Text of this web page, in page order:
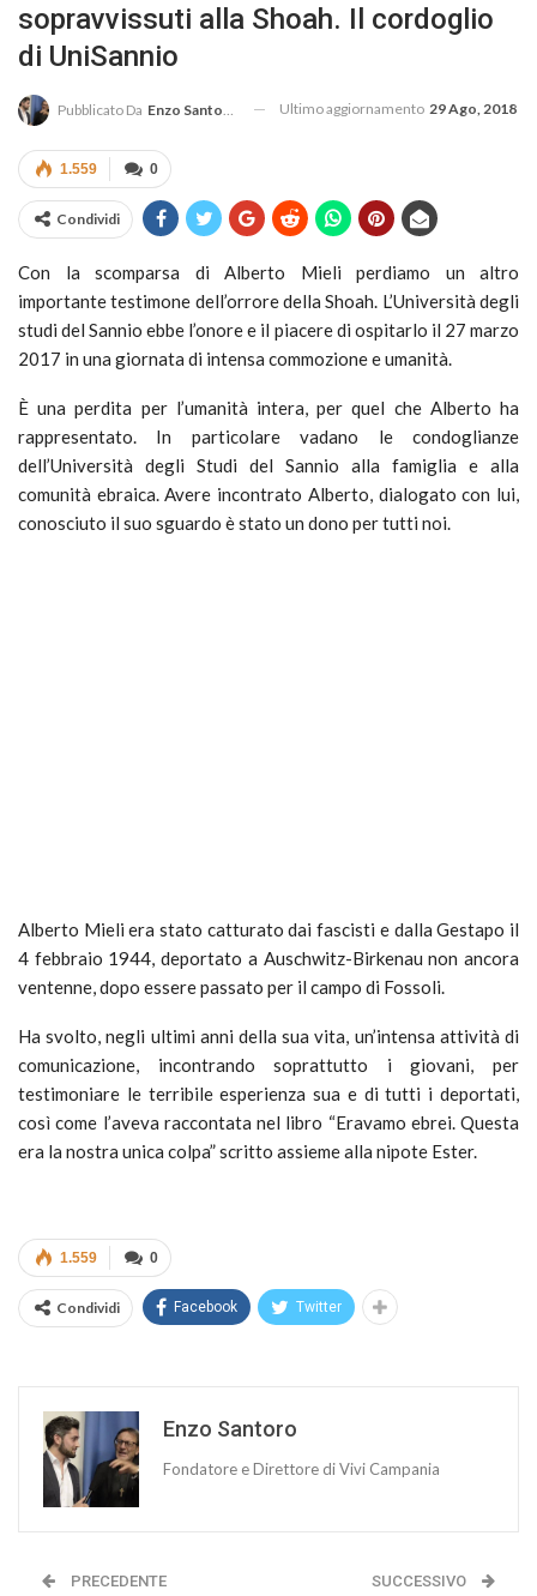
sopravvissuti alla Shoah. Il cordoglio
di UniSannio
Pubblicato Da Enzo Santoro Ultimo aggiornamento 29 Ago, 2018
0
1.559
Condividi
Con la scomparsa di Alberto Mieli perdiamo un altro
importante testimone dell’orrore della Shoah. L’Università degli
studi del Sannio ebbe l’onore e il piacere di ospitarlo il 27 marzo
2017 in una giornata di intensa commozione e umanità.
È una perdita per l’umanità intera, per quel che Alberto ha
rappresentato. In particolare vadano le condoglianze
dell’Università degli Studi del Sannio alla famiglia e alla
comunità ebraica. Avere incontrato Alberto, dialogato con lui,
conosciuto il suo sguardo è stato un dono per tutti noi.
Alberto Mieli era stato catturato dai fascisti e dalla Gestapo il
4 febbraio 1944, deportato a Auschwitz-Birkenau non ancora
ventenne, dopo essere passato per il campo di Fossoli.
Ha svolto, negli ultimi anni della sua vita, un’intensa attività di
comunicazione, incontrando soprattutto i giovani, per
testimoniare le terribile esperienza sua e di tutti i deportati,
così come l’aveva raccontata nel libro “Eravamo ebrei. Questa
era la nostra unica colpa” scritto assieme alla nipote Ester.
0
1.559
Condividi Facebook Twitter
Enzo Santoro
Fondatore e Direttore di Vivi Campania
PRECEDENTE SUCCESSIVO